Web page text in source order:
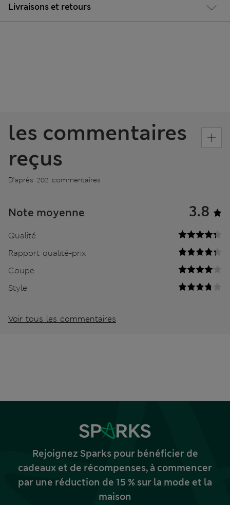
Livraisons et retours
les commentaires
reçus
D’après 202 commentaires
Note moyenne 3.8
Qualité
Rapport qualité-prix
Coupe
Style
Voir tous les commentaires
Rejoignez Sparks pour bénéficier de
cadeaux et de récompenses, à commencer
par une réduction de 15 % sur la mode et la
maison